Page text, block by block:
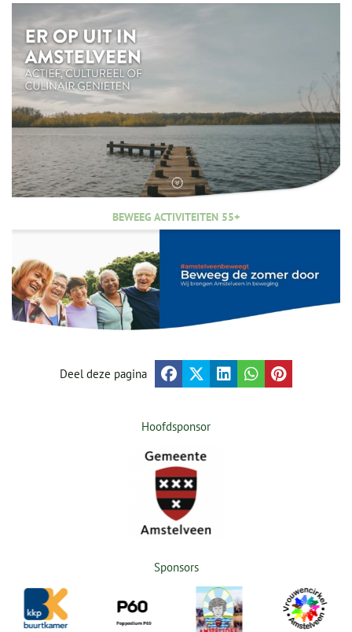
BEWEEG ACTIVITEITEN 55+
Deel deze pagina
Hoofdsponsor
Sponsors